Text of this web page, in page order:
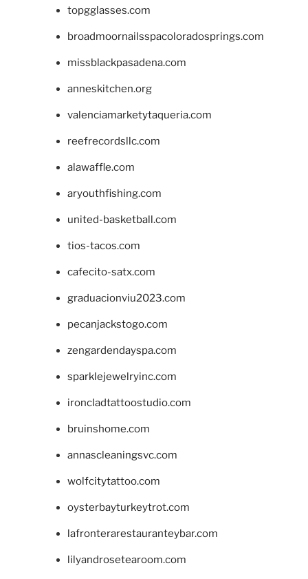
topgglasses.com
broadmoornailsspacoloradosprings.com
missblackpasadena.com
anneskitchen.org
valenciamarketytaqueria.com
reefrecordsllc.com
alawaffle.com
aryouthfishing.com
united-basketball.com
tios-tacos.com
cafecito-satx.com
graduacionviu2023.com
pecanjackstogo.com
zengardendayspa.com
sparklejewelryinc.com
ironcladtattoostudio.com
bruinshome.com
annascleaningsvc.com
wolfcitytattoo.com
oysterbayturkeytrot.com
lafronterarestauranteybar.com
lilyandrosetearoom.com